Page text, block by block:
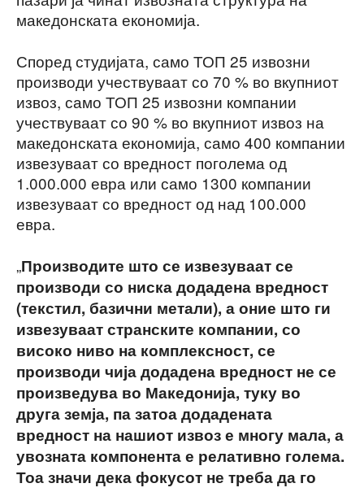
македонската економија.
Според студијата, само ТОП 25 извозни
производи учествуваат со 70 % во вкупниот
извоз, само ТОП 25 извозни компании
учествуваат со 90 % во вкупниот извоз на
македонската економија, само 400 компании
извезуваат со вредност поголема од
1.000.000 евра или само 1300 компании
извезуваат со вредност од над 100.000
евра.
„Производите што се извезуваат се
производи со ниска додадена вредност
(текстил, базични метали), а оние што ги
извезуваат странските компании, со
високо ниво на комплексност, се
производи чија додадена вредност не се
произведува во Македонија, туку во
друга земја, па затоа додадената
вредност на нашиот извоз е многу мала, а
увозната компонента е релативно голема.
Тоа значи дека фокусот не треба да го